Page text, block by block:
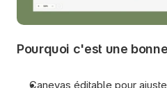
Pourquoi c'est une
Canevas éditable pour